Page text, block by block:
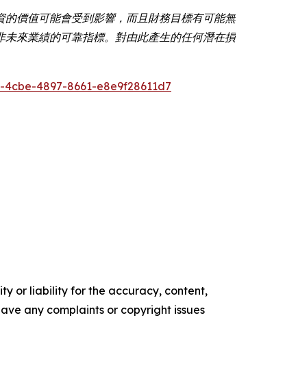
價值可能會受到影響，而且財務目標有可能無
來業績的可靠指標。對由此產生的任何潛在損
4897-8661-e8e9f28611d7
or liability for the accuracy, content,
any complaints or copyright issues